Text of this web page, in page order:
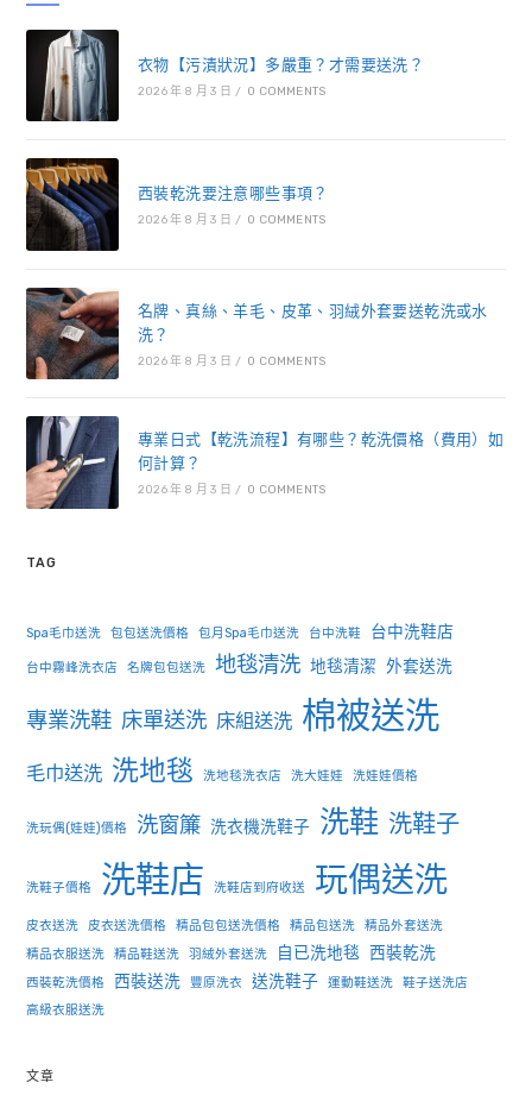
衣物【污漬狀況】多嚴重？才需要送洗？
2026 年 8 月 3 日 / 0 COMMENTS
西裝乾洗要注意哪些事項？
2026 年 8 月 3 日 / 0 COMMENTS
名牌、真絲、羊毛、皮革、羽絨外套要送乾洗或水
洗？
2026 年 8 月 3 日 / 0 COMMENTS
專業日式【乾洗流程】有哪些？乾洗價格（費用）如
何計算？
2026 年 8 月 3 日 / 0 COMMENTS
TAG
Spa毛巾送洗 包包送洗價格 包月Spa毛巾送洗 台中洗鞋 台中洗鞋店
台中霧峰洗衣店 名牌包包送洗 地毯清洗 地毯清潔 外套送洗
專業洗鞋 床單送洗 床組送洗 棉被送洗
毛巾送洗 洗地毯 洗地毯洗衣店 洗大娃娃 洗娃娃價格
洗玩偶(娃娃)價格 洗窗簾 洗衣機洗鞋子 洗鞋 洗鞋子
洗鞋子價格 洗鞋店 洗鞋店到府收送 玩偶送洗
皮衣送洗 皮衣送洗價格 精品包包送洗價格 精品包送洗
精品外套送洗
精品衣服送洗
精品鞋送洗 羽絨外套送洗 自已洗地毯 西裝乾洗
西裝乾洗價格 西裝送洗 豐原洗衣 送洗鞋子 運動鞋送洗
鞋子送洗店
高級衣服送洗
文章